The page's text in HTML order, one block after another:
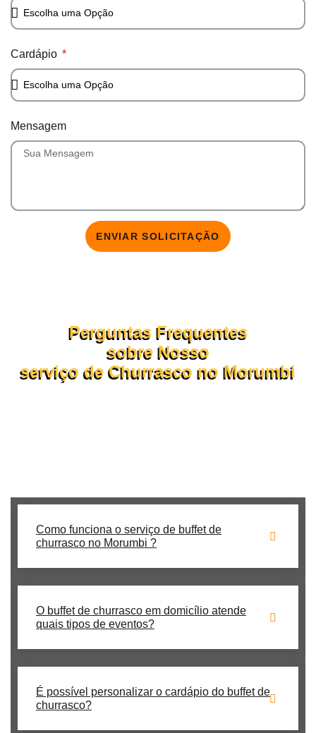
Cardápio
Mensagem
ENVIAR SOLICITAÇÃO
Perguntas Frequentes
sobre Nosso
serviço de Churrasco no Morumbi
Como funciona o serviço de buffet de
churrasco no Morumbi ?
O buffet de churrasco em domicílio atende
quais tipos de eventos?
É possível personalizar o cardápio do buffet de
churrasco?